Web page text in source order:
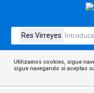
Utilizamos cookies, sigue
sigue navegando si aceptas